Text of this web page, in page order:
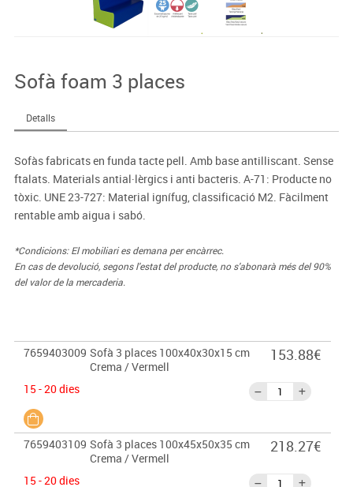
Sofà foam 3 places
Detalls
Sofàs fabricats en funda tacte pell. Amb base antilliscant. Sense
ftalats. Materials antial·lèrgics i anti bacteris. A-71: Producte no
tòxic. UNE 23-727: Material ignífug, classificació M2. Fàcilment
rentable amb aigua i sabó.
*Condicions: El mobiliari es demana per encàrrec.
En cas de devolució, segons l'estat del producte, no s'abonarà més del 90%
del valor de la mercaderia.
7659403009 Sofà 3 places 100x40x30x15 cm
Crema / Vermell
15 - 20 dies
153.88€
7659403109 Sofà 3 places 100x45x50x35 cm
Crema / Vermell
15 - 20 dies
218.27€